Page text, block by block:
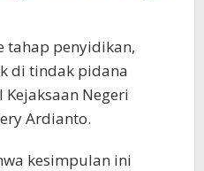
tahap penyidikan,
di tindak pidana
Kejaksaan Negeri
Ardianto.
kesimpulan ini